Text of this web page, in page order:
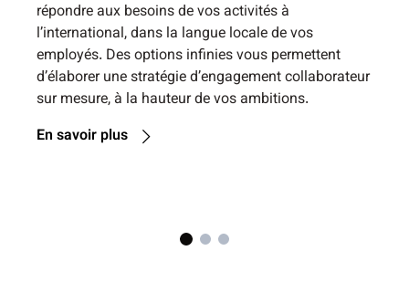
Personnalisez les campagnes à votre image afin de
répondre aux besoins de vos activités à
l’international, dans la langue locale de vos
employés. Des options infinies vous permettent
d’élaborer une stratégie d’engagement collaborateur